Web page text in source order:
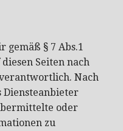
gemäß § 7 Abs.1
Seiten nach
Nach
Diensteanbieter
oder
zu